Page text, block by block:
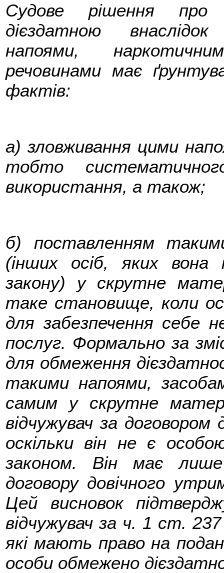
Судове рішення про
дієздатною
напоями,
речовинами має
фактів:
а) зловживання цими
тобто
використання, а також;
б) поставленням
(інших осіб, яких
закону) у скрутне
таке становище, коли
для забезпечення себе
послуг. Формально за
для обмеження
такими напоями,
самим у скрутне
відчужувач за
оскільки він не є
законом. Він має лише
договору довічного
Цей висновок
відчужувач за ч. 1 ст.
які мають право на
особи обмежено